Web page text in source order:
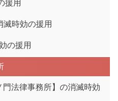
援用
滅時効の援用
の援用
門法律事務所】の消滅時効